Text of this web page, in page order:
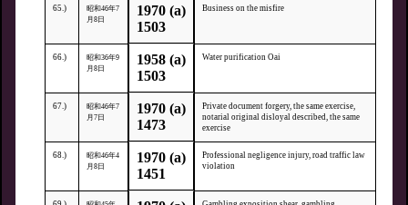
65.)
昭和46年7
月8日
1970 (a)
1503
Business on the misfire
66.)
昭和36年9
月8日
1958 (a)
1503
Water purification Oai
67.)
昭和46年7
月7日
1970 (a)
1473
Private document forgery, the same exercise,
notarial original disloyal described, the same
exercise
68.)
昭和46年4
月8日
1970 (a)
1451
Professional negligence injury, road traffic law
violation